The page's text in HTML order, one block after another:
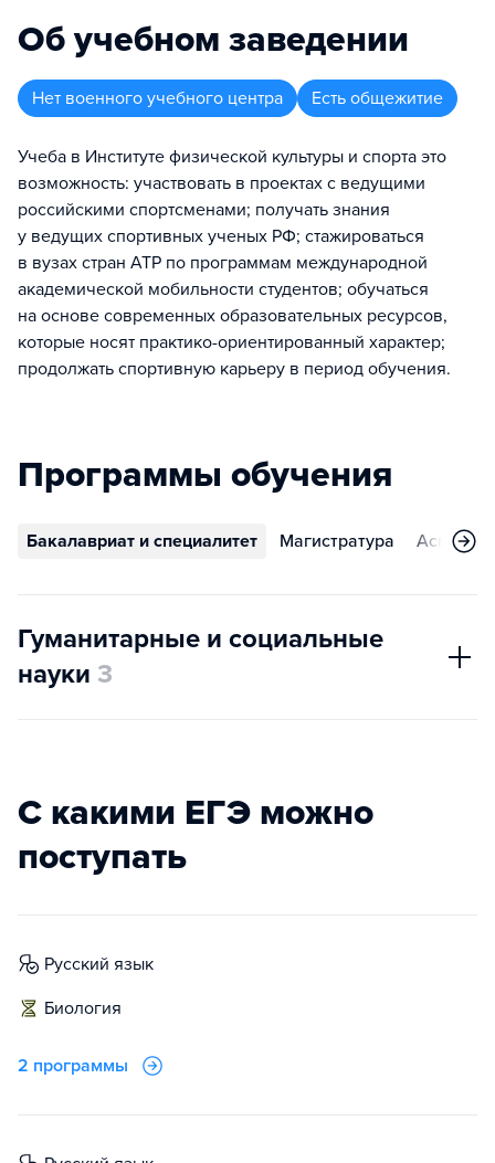
Об учебном заведении
Нет военного учебного центра Есть общежитие
Учеба в Институте физической культуры и спорта это
возможность: участвовать в проектах с ведущими
российскими спортсменами; получать знания
у ведущих спортивных ученых РФ; стажироваться
в вузах стран АТР по программам международной
академической мобильности студентов; обучаться
на основе современных образовательных ресурсов,
которые носят практико-ориентированный характер;
продолжать спортивную карьеру в период обучения.
Программы обучения
Бакалавриат и специалитет Магистратура
Гуманитарные и социальные
науки 3
С какими ЕГЭ можно
поступать
русский язык
биология
2 программы